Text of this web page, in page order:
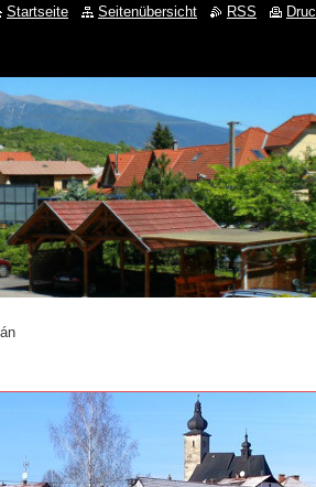
Startseite Seitenübersicht RSS